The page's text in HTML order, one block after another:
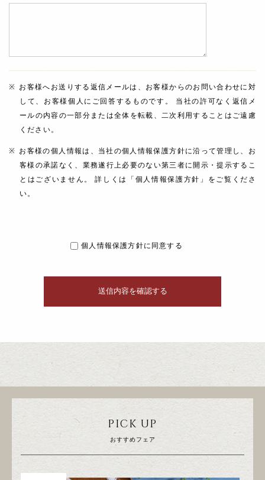
お客様へお送りする返信メールは、お客様からのお問い合わせに対
して、お客様個人にご回答するものです。 当社の許可なく返信メ
ールの内容の一部分または全体を転載、二次利用することはご遠慮
ください。
お客様の個人情報は、当社の個人情報保護方針に沿って管理し、お
客様の承諾なく、業務遂行上必要のない第三者に開示・提示するこ
とはございません。 詳しくは「個人情報保護方針」をご覧くださ
い。
個人情報保護方針に同意する
PICK UP
おすすめフェア